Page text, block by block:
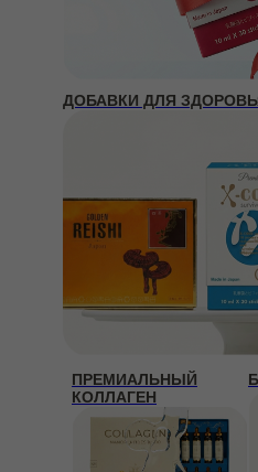
ДОБАВКИ ДЛЯ
ПРЕМИАЛЬНЫЙ
КОЛЛАГЕН